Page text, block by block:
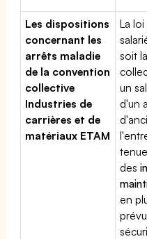
Les dispositions
concernant les
arrêts maladie
de la convention
collective
Industries de
carrières et de
matériaux ETAM
La
soit
un
d'un
des
en